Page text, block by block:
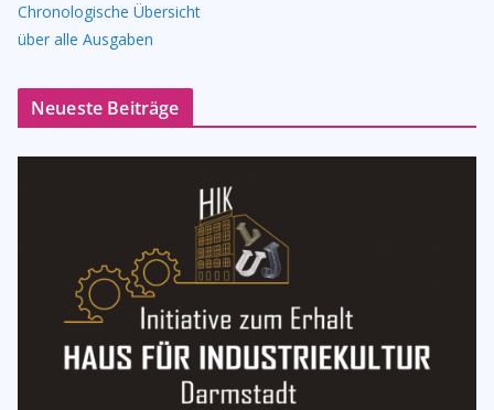
Chronologische Übersicht
über alle Ausgaben
Neueste Beiträge